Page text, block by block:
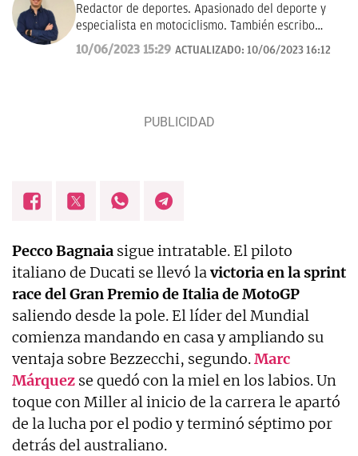
Redactor de deportes. Apasionado del deporte y
especialista en motociclismo. También escribo
sobre pádel y NFL.
10/06/2023 15:29 ACTUALIZADO: 10/06/2023 16:12
Pecco Bagnaia sigue intratable. El piloto
italiano de Ducati se llevó lavictoria en la sprint
race delGran Premio de Italia de MotoGP
saliendo desde la pole. El líder del Mundial
comienza mandando en casa y ampliando su
ventaja sobre Bezzecchi, segundo.Marc
Márquez se quedó con la miel en los labios. Un
toque con Miller al inicio de la carrera le apartó
de la lucha por el podio y terminó séptimo por
detrás del australiano.